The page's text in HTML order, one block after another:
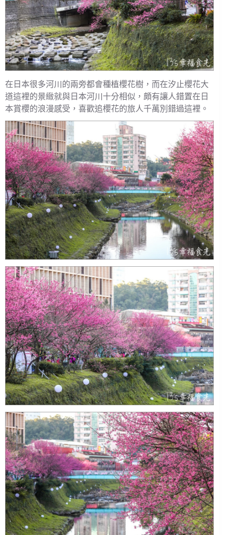
在日本很多河川的兩旁都會種植櫻花樹，而在汐止櫻花大
道這裡的景緻就與日本河川十分相似，頗有讓人錯置在日
本賞櫻的浪漫感受，喜歡追櫻花的旅人千萬別錯過這裡。